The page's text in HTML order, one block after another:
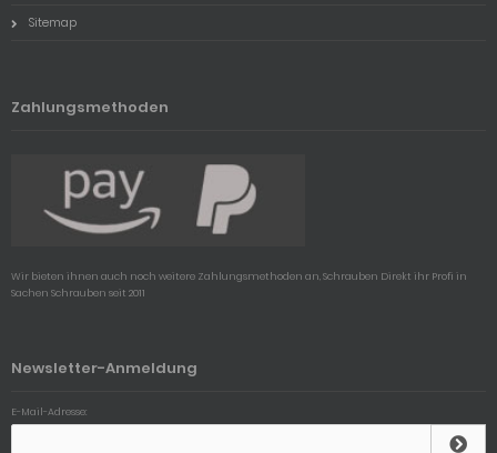
Sitemap
Zahlungsmethoden
Wir bieten ihnen auch noch weitere Zahlungsmethoden an, Schrauben Direkt ihr Profi in
Sachen Schrauben seit 2011
Newsletter-Anmeldung
E-Mail-Adresse: